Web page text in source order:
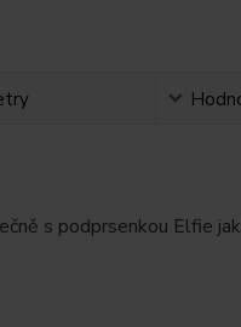
s podprsenkou Elfie